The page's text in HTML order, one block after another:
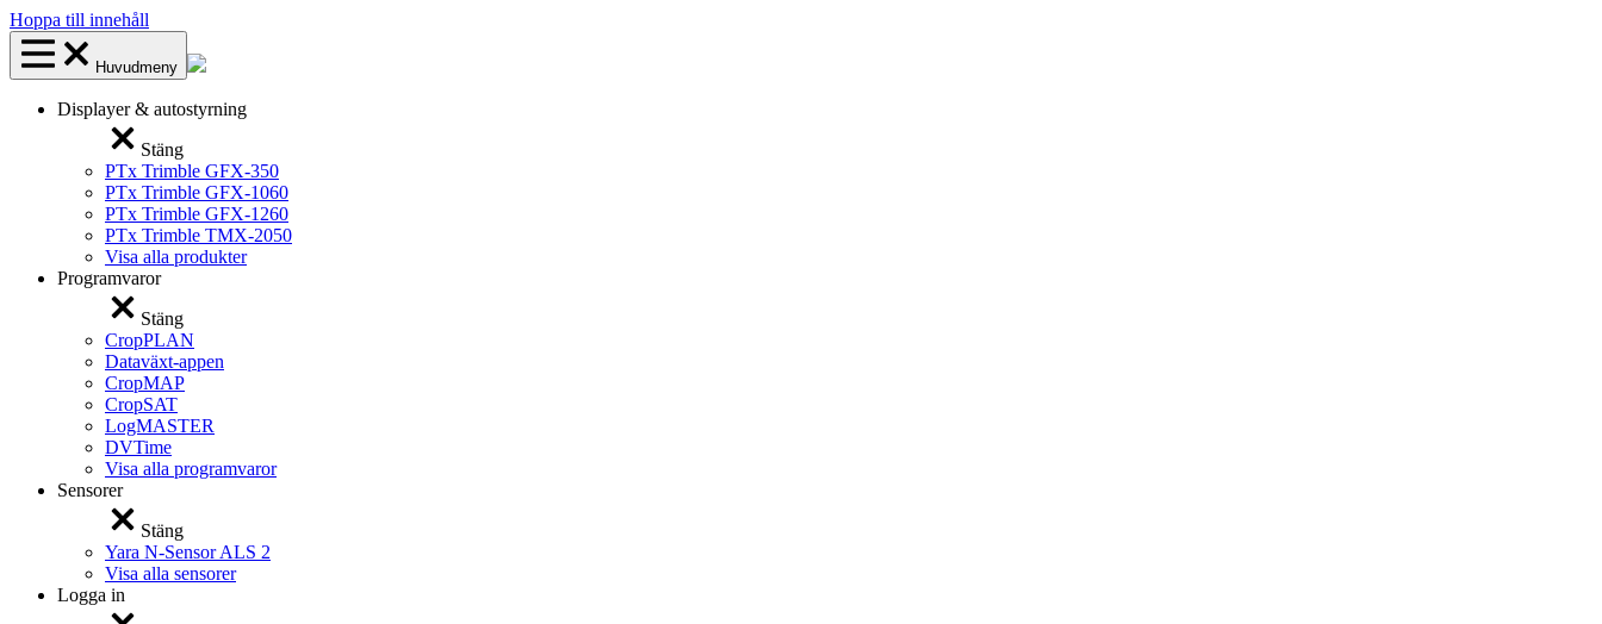
Hoppa till innehåll
Huvudmeny
Displayer & autostyrning
Stäng
PTx Trimble GFX-350
PTx Trimble GFX-1060
PTx Trimble GFX-1260
PTx Trimble TMX-2050
Visa alla produkter
Programvaror
Stäng
CropPLAN
Dataväxt-appen
CropMAP
CropSAT
LogMASTER
DVTime
Visa alla programvaror
Sensorer
Stäng
Yara N-Sensor ALS 2
Visa alla sensorer
Logga in